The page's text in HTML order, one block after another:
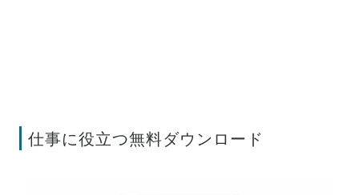
仕事に役立つ無料ダウンロード